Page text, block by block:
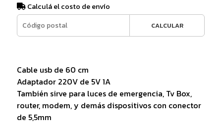
Calculá el costo de envío
CALCULAR
Cable usb de 60 cm
Adaptador 220V de 5V 1A
También sirve para luces de emergencia, Tv Box,
router, modem, y demás dispositivos con conector
de 5,5mm